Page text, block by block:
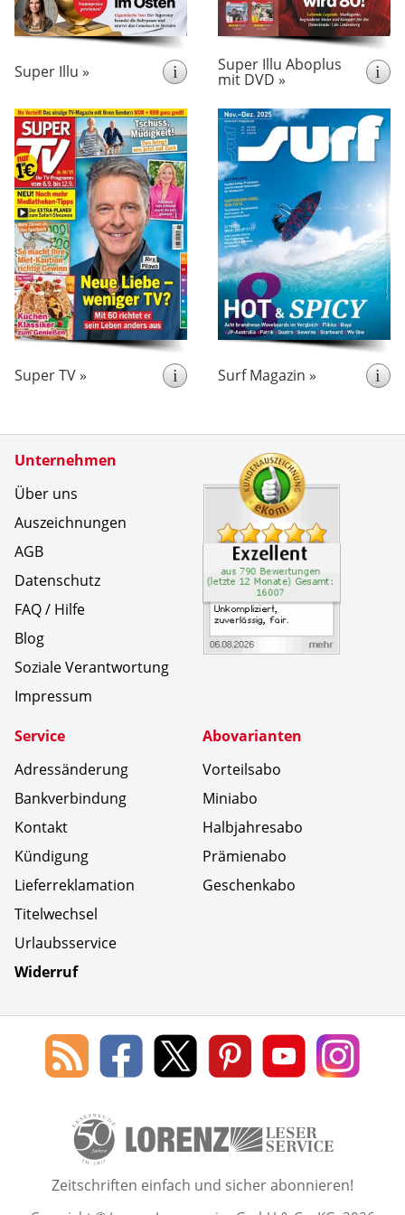
Super Illu » i
Die SUPER Illu in der
Variante mit DVD finden Sie
HIER in unserem Shop
Super Illu Aboplus
mit DVD » i
Zusätzlich zum Heft gibt es
alle 2 Monate einen tollen
Spielfilm auf DVD.
Die SUPER Illu in der
Variante ohne DVD finden
Sie HIER in unserem Shop
Super TV » i
erscheint wöchentlich
Super TV ist die
wöchentliche
Programmzeitschrift
speziell für die
Fernsehzuschauer in den
neuen Bundesländern.
Mit
Berichten über die TV-Stars
aus dem Osten sowie einem
umfangreichen
Ratgeberteil.
Surf Magazin » i
erscheint 6x pro Jahr
Faszinierende Bilder
der Welt der Surfer. Dazu
gibt es die besten Tipps zu
Ausrüstung, Surfplätzen,
Reportagen und vieles
mehr.
Unternehmen
Über uns
Auszeichnungen
AGB
Datenschutz
FAQ / Hilfe
Blog
Soziale Verantwortung
Impressum
Service
Adressänderung
Bankverbindung
Kontakt
Kündigung
Lieferreklamation
Titelwechsel
Urlaubsservice
Widerruf
Abovarianten
Vorteilsabo
Miniabo
Halbjahresabo
Prämienabo
Geschenkabo
Zertifikate
Social Media
Blog
des
Leserservice
Lorenz
Leserservice
Lorenz
Leserservice
Lorenz
Leserservice
Lorenz
Leserservice
Lorenz
50 Lesefreude im Abo Jahre
Zeitschriften einfach und sicher abonnieren!